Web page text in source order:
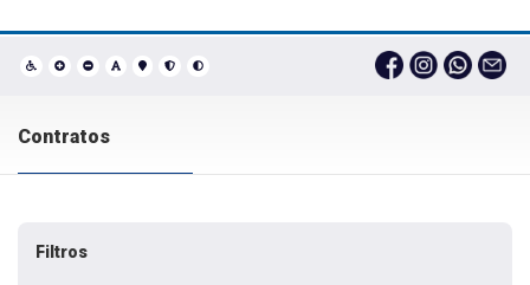
Contratos
Filtros